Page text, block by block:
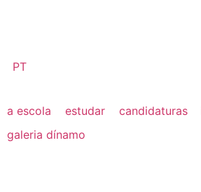
PT
a escola estudar candidaturas
galeria dínamo